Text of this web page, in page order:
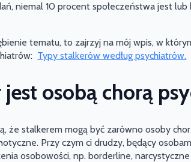
niemal 10 procent społeczeństwa jest lub
tematu, to zajrzyj na mój wpis, w
Typy stalkerów według psychiatrów.
jest osobą chorą
że stalkerem mogą być zarówno osoby
Przy czym ci drudzy, będący
osobowości, np. borderline,